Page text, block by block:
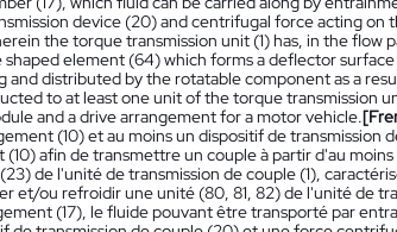
device (20) and centrifugal force acting on
the torque transmission unit (1) has, in the
element (64) which forms a deflector
and distributed by the rotatable component as a
to at least one unit of the torque transmission
and a drive arrangement for a motor vehicle.
(10) et au moins un dispositif de
(10) afin de transmettre un couple à partir d'au
de l'unité de transmission de couple (1),
et/ou refroidir une unité (80, 81, 82) de l'unité de
(17), le fluide pouvant être transporté par